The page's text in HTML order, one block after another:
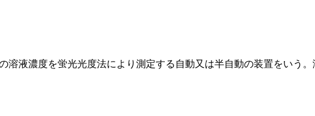
溶液濃度を蛍光光度法により測定する自動又は半自動の装置をいう